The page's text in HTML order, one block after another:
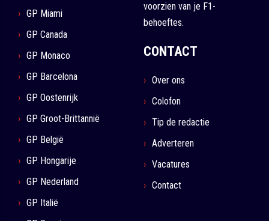
GP Miami
GP Canada
GP Monaco
GP Barcelona
GP Oostenrijk
GP Groot-Brittannië
GP België
GP Hongarije
GP Nederland
GP Italië
voorzien van je F1-
behoeftes.
CONTACT
Over ons
Colofon
Tip de redactie
Adverteren
Vacatures
Contact